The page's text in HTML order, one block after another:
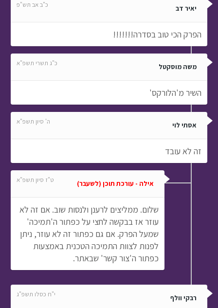
יאיר דב כ"ב אב תש"פ
הפרק הכי טוב בסדרה!!!!!!!
משה מוסקטל כ"ג תשרי תשפ"א
השיר מ'הלורקס'
אסתי לוי ה' סיון תשפ"א
זה לא עובד
אילה - עורכת תוכן (לשעבר) ט"ז סיון תשפ"א
שלום. ממליצים לרענן ולנסות שוב. אם זה לא
עוזר אז בבקשה לחצי על כפתור ה'תמיכה'
שמעל הפרק. אם גם כפתור זה לא עוזר, ניתן
לפנות לצוות התמיכה הטכנית באמצעות
כפתור ה'צור קשר' שבאתר.
רבקי וולף י"ח כסלו תשפ"ג